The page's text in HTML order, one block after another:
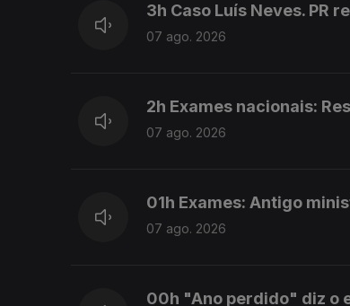
3h Caso Luís Neves. PR
07 ago. 2026
2h Exames nacionais:
07 ago. 2026
01h Exames: Antigo
07 ago. 2026
00h "Ano perdido" diz o